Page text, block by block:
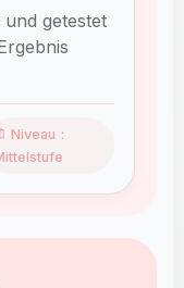
und getestet
Niveau：